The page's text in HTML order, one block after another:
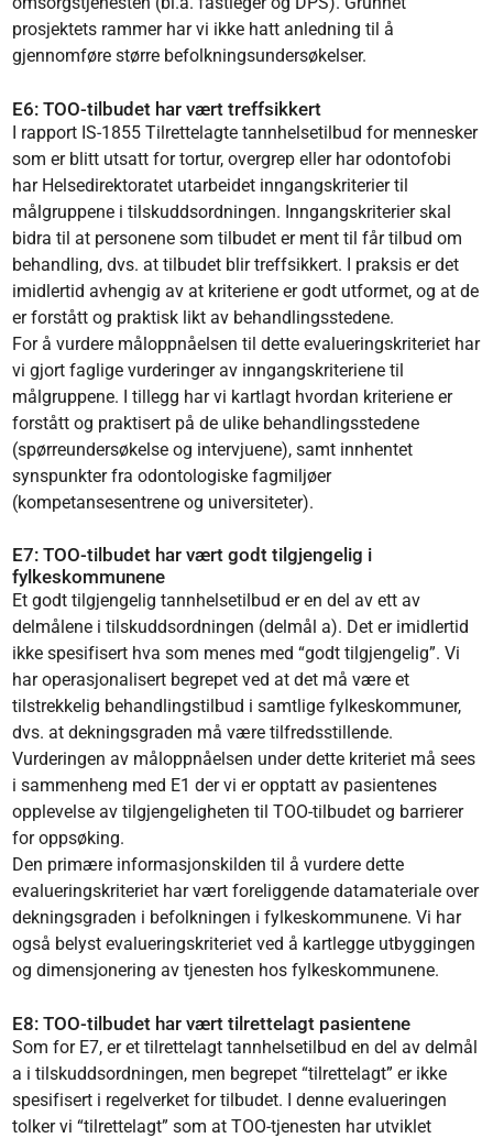
prosjektets rammer har vi ikke hatt anledning til å
gjennomføre større befolkningsundersøkelser.
E6: TOO-tilbudet har vært treffsikkert
I rapport IS-1855 Tilrettelagte tannhelsetilbud for mennesker
som er blitt utsatt for tortur, overgrep eller har odontofobi
har Helsedirektoratet utarbeidet inngangskriterier til
målgruppene i tilskuddsordningen. Inngangskriterier skal
bidra til at personene som tilbudet er ment til får tilbud om
behandling, dvs. at tilbudet blir treffsikkert. I praksis er det
imidlertid avhengig av at kriteriene er godt utformet, og at de
er forstått og praktisk likt av behandlingsstedene.
For å vurdere måloppnåelsen til dette evalueringskriteriet har
vi gjort faglige vurderinger av inngangskriteriene til
målgruppene. I tillegg har vi kartlagt hvordan kriteriene er
forstått og praktisert på de ulike behandlingsstedene
(spørreundersøkelse og intervjuene), samt innhentet
synspunkter fra odontologiske fagmiljøer
(kompetansesentrene og universiteter).
E7: TOO-tilbudet har vært godt tilgjengelig i
fylkeskommunene
Et godt tilgjengelig tannhelsetilbud er en del av ett av
delmålene i tilskuddsordningen (delmål a). Det er imidlertid
ikke spesifisert hva som menes med “godt tilgjengelig”. Vi
har operasjonalisert begrepet ved at det må være et
tilstrekkelig behandlingstilbud i samtlige fylkeskommuner,
dvs. at dekningsgraden må være tilfredsstillende.
Vurderingen av måloppnåelsen under dette kriteriet må sees
i sammenheng med E1 der vi er opptatt av pasientenes
opplevelse av tilgjengeligheten til TOO-tilbudet og barrierer
for oppsøking.
Den primære informasjonskilden til å vurdere dette
evalueringskriteriet har vært foreliggende datamateriale over
dekningsgraden i befolkningen i fylkeskommunene. Vi har
også belyst evalueringskriteriet ved å kartlegge utbyggingen
og dimensjonering av tjenesten hos fylkeskommunene.
E8: TOO-tilbudet har vært tilrettelagt pasientene
Som for E7, er et tilrettelagt tannhelsetilbud en del av delmål
a i tilskuddsordningen, men begrepet “tilrettelagt” er ikke
spesifisert i regelverket for tilbudet. I denne evalueringen
tolker vi “tilrettelagt” som at TOO-tjenesten har utviklet